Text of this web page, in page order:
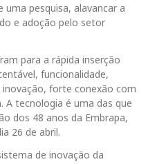
pesquisa, alavancar a
e adoção pelo setor
para a rápida inserção
funcionalidade,
inovação, forte conexão com
tecnologia é uma das que
dos 48 anos da Embrapa,
26 de abril.
de inovação da